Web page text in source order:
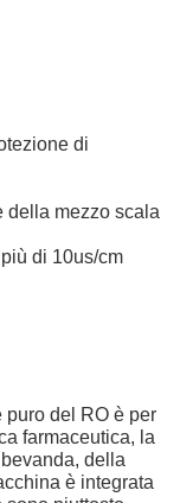
di
della mezzo scala
di 10us/cm
puro del RO è per
farmaceutica, la
della
è integrata